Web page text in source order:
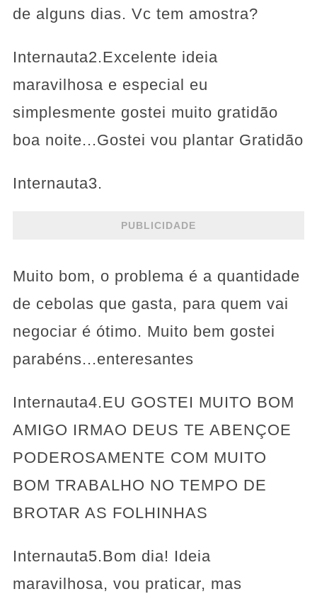
de alguns dias. Vc tem amostra?
Internauta2.Excelente ideia
maravilhosa e especial eu
simplesmente gostei muito gratidão
boa noite...Gostei vou plantar Gratidão
Internauta3.
PUBLICIDADE
Muito bom, o problema é a quantidade
de cebolas que gasta, para quem vai
negociar é ótimo. Muito bem gostei
parabéns...enteresantes
Internauta4.EU GOSTEI MUITO BOM
AMIGO IRMAO DEUS TE ABENÇOE
PODEROSAMENTE COM MUITO
BOM TRABALHO NO TEMPO DE
BROTAR AS FOLHINHAS
Internauta5.Bom dia! Ideia
maravilhosa, vou praticar, mas